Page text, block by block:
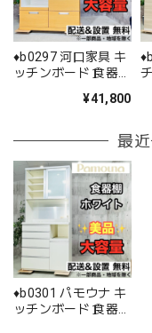
♦️b0297 河口家具 キ
ッチンボード 食器棚
¥41,800
最
♦️b0301 パモウナ キ
ッチンボード 食器棚